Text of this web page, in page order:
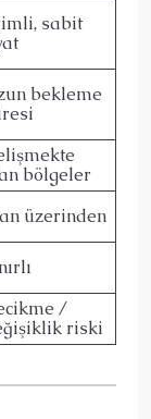
sabit
bekleme
bölgeler
üzerinden
/
riski